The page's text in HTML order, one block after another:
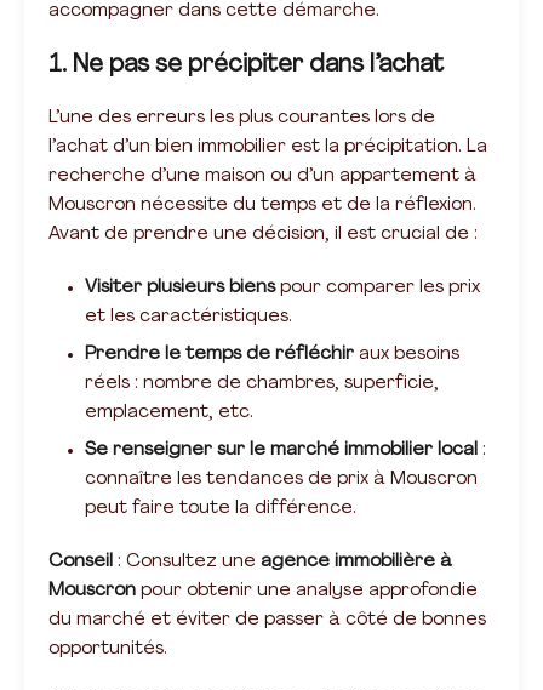
accompagner dans cette démarche.
1. Ne pas se précipiter dans l’achat
L’une des erreurs les plus courantes lors de
l’achat d’un bien immobilier est la précipitation. La
recherche d’une maison ou d’un appartement à
Mouscron nécessite du temps et de la réflexion.
Avant de prendre une décision, il est crucial de :
Visiter plusieurs bienspour comparer les prix
et les caractéristiques.
Prendre le temps de réfléchir aux besoins
réels : nombre de chambres, superficie,
emplacement, etc.
Se renseigner sur le marché immobilier local :
connaître les tendances de prix à Mouscron
peut faire toute la différence.
Conseil : Consultez une agence immobilière à
Mouscron pour obtenir une analyse approfondie
du marché et éviter de passer à côté de bonnes
opportunités.